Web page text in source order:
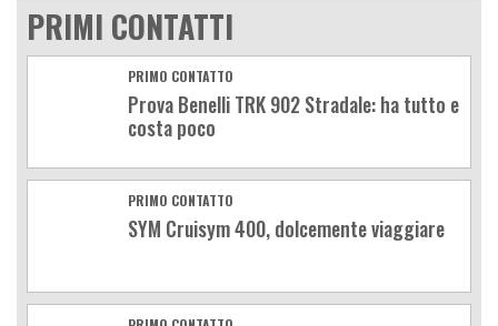
PRIMI CONTATTI
PRIMO CONTATTO
Prova Benelli TRK 902 Stradale: ha tutto e
costa poco
PRIMO CONTATTO
SYM Cruisym 400, dolcemente viaggiare